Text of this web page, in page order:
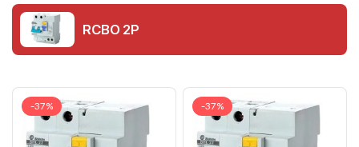
RCBO 2P
-37% -37%